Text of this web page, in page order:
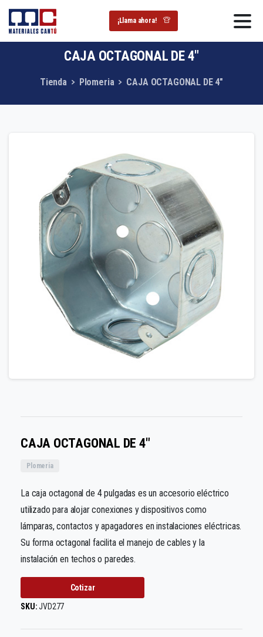
¡Llama ahora!
CAJA OCTAGONAL DE4″
Tienda Plomeria CAJA OCTAGONAL DE 4″
CAJA OCTAGONAL DE 4″
Plomeria
La caja octagonal de 4 pulgadas es un accesorio eléctrico
utilizado para alojar conexiones y dispositivos como
lámparas, contactos y apagadores en instalaciones eléctricas.
Su forma octagonal facilita el manejo de cables y la
instalación en techos o paredes.
Cotizar
SKU: JVD277